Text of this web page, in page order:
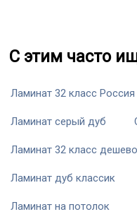
С этим часто
Ламинат 32 класс Россия
Ламинат серый дуб
Ламинат 32 класс дешево
Ламинат дуб классик
Ламинат на потолок